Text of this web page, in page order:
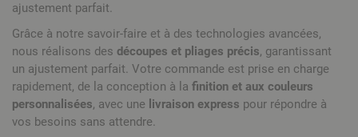
ajustement parfait.
Grâce à notre savoir-faire et à des technologies avancées,
nous réalisons des découpes et pliages précis, garantissant
un ajustement parfait. Votre commande est prise en charge
rapidement, de la conception à la finition et aux couleurs
personnalisées, avec une livraison express pour répondre à
vos besoins sans attendre.